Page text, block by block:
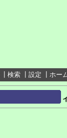
検索 設定 ホー